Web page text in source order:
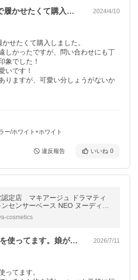
子供3人にお揃いで履かせたくて購入しま… 2024/4/10
せたくて購入しました。
しかったですが、問い合わせにも丁
象でした！
いです！
りますが、可愛い分しょうがないか
ー/ホワイト+ホワイト
違反報告 いいね 0
定店 マキアージュ ドラマティ
センサーベース NEO ヌーディー
25mL 【送料無料】
cosmetics
テカる季節はこれを使ってます。娘が、テ… 2026/7/11
ってます。